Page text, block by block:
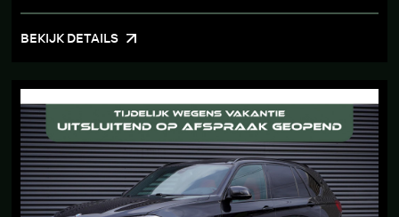
BEKIJK DETAILS